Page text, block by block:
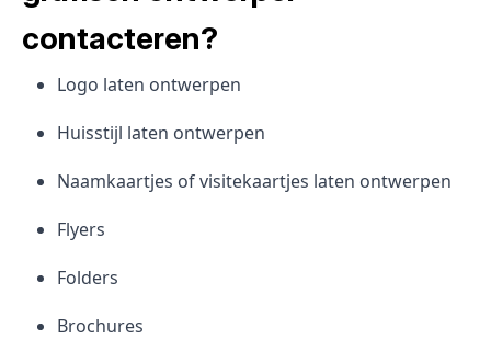
contacteren?
Logo laten ontwerpen
Huisstijl laten ontwerpen
Naamkaartjes of visitekaartjes laten ontwerpen
Flyers
Folders
Brochures